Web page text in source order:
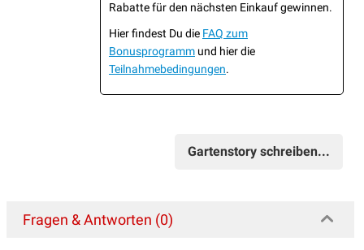
Rabatte für den nächsten Einkauf gewinnen.
Hier findest Du die FAQ zum
Bonusprogramm und hier die
Teilnahmebedingungen.
Gartenstory schreiben...
Fragen & Antworten (0)